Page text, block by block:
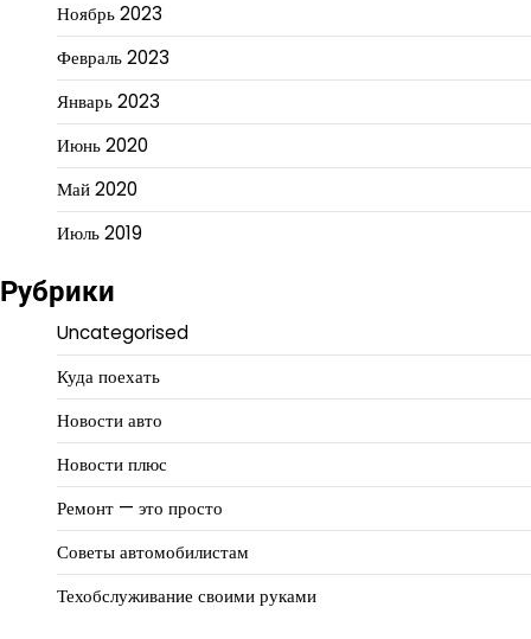
Ноябрь 2023
Февраль 2023
Январь 2023
Июнь 2020
Май 2020
Июль 2019
Рубрики
Uncategorised
Куда поехать
Новости авто
Новости плюс
Ремонт — это просто
Советы автомобилистам
Техобслуживание своими руками